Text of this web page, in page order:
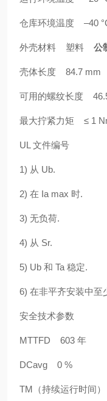
仓库环境温度 –40
外壳材料 塑料 公
壳体长度 84.7 mm
可用的螺纹长度
最大拧紧力矩 ≤ 1
UL 文件编号
1) 从 Ub.
2) 在 Ia max 时.
3) 无负荷.
4) 从 Sr.
5) Ub 和 Ta 稳定.
6) 在非平齐安装中至
安全技术参数
MTTFD 603 年
DCavg 0 %
TM（持续运行时间